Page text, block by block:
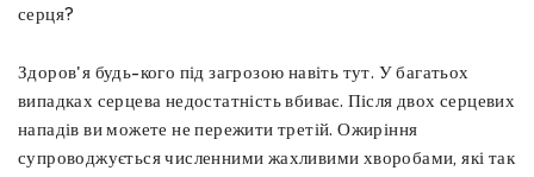
серця?
Здоров'я будь-кого під загрозою навіть тут. У багатьох
випадках серцева недостатність вбиває. Після двох серцевих
нападів ви можете не пережити третій. Ожиріння
супроводжується численними жахливими хворобами, які так